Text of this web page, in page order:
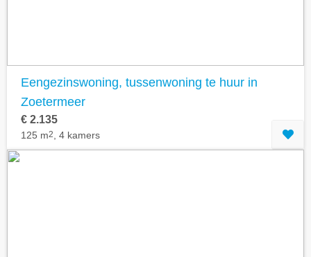
Eengezinswoning, tussenwoning te huur in
Zoetermeer
€ 2.135
125 m2 , 4 kamers